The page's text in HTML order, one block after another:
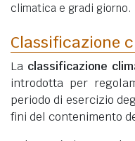
climatica e gradi giorno.
Classificazione
La classificazione
introdotta per
periodo di esercizio
fini del contenimento